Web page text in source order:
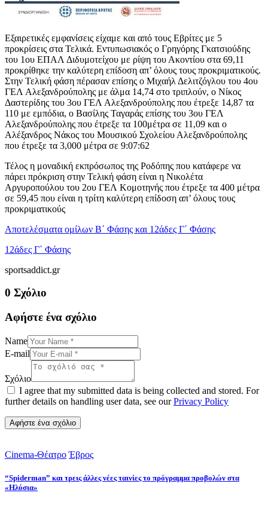
Εξαιρετικές εμφανίσεις είχαμε και από τους Εβρίτες με 5
προκρίσεις στα Τελικά. Εντυπωσιακός ο Γρηγόρης Γκατσιούδης
του 1ου ΕΠΑΛ Διδυμοτείχου με ρίψη του Ακοντίου στα 69,11
προκρίθηκε την καλύτερη επίδοση απ’ όλους τους προκριματικούς.
Στην Τελική φάση πέρασαν επίσης ο Μιχαήλ Δελιτζόγλου του 4ου
ΓΕΛ Αλεξανδρούπολης με άλμα 14,74 στο τριπλούν, ο Νίκος
Δαστερίδης του 3ου ΓΕΛ Αλεξανδρούπολης που έτρεξε 14,87 τα
110 με εμπόδια, ο Βασίλης Ταγαράς επίσης του 3ου ΓΕΛ
Αλεξανδρούπολης που έτρεξε τα 100μέτρα σε 11,09 και ο
Αλέξανδρος Νάκος του Μουσικού Σχολείου Αλεξανδρούπολης
που έτρεξε τα 3,000 μέτρα σε 9:07:62
Τέλος η μοναδική εκπρόσωπος της Ροδόπης που κατάφερε να
πάρει πρόκριση στην Τελική φάση είναι η Νικολέτα
Αργυροπούλου του 2ου ΓΕΛ Κομοτηνής που έτρεξε τα 400 μέτρα
σε 59,45 που είναι η τρίτη καλύτερη επίδοση απ’ όλους τους
προκριματικούς
Αποτελέσματα ομίλων Β΄ Φάσης και 12άδες Γ΄ Φάσης
12άδες Γ΄ Φάσης
sportsaddict.gr
0 Σχόλιο
Αφήστε ένα σχόλιο
Name
E-mail
Σχόλιο
I agree that my submitted data is being collected and stored. For
further details on handling user data, see ourPrivacy Policy
Cinema-Θέατρο Έβρος
“Spiderman” και τρεις άλλες νέες ταινίες το πρόγραμμα προβολών στα
«Ηλύσια»